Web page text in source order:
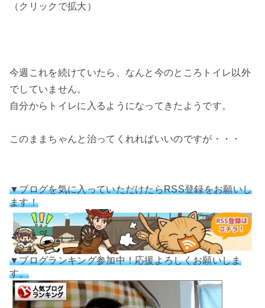
（クリックで拡大）
今週これを続けていたら、なんと今のところトイレ以外
でしていません。
自分からトイレに入るようになってきたようです。
このままちゃんと治ってくれればいいのですが・・・
▼ブログを気に入っていただけたらRSS登録をお願いし
ます！
▼ブログランキング参加中！応援よろしくお願いしま
す。